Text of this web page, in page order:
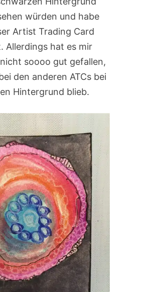
würden und habe
Artist Trading Card
Allerdings hat es mir
soooo gut gefallen,
den anderen ATCs bei
Hintergrund blieb.